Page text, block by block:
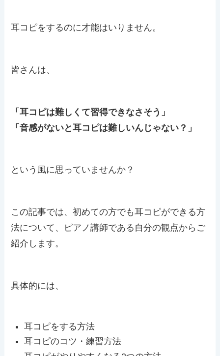
耳コピをするのに才能はいりません。
皆さんは、
「耳コピは難しくて習得できなさそう」
「音感がないと耳コピは難しいんじゃない？」
という風に思っていませんか？
この記事では、初めての方でも耳コピができる方
法について、ピアノ講師である自分の観点からご
紹介します。
具体的には、
耳コピをする方法
耳コピのコツ・練習方法